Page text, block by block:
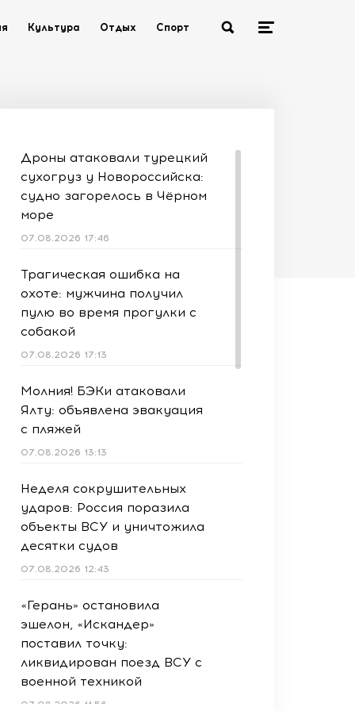
Культура Отдых Спорт
Дроны атаковали турецкий
сухогруз у Новороссийска:
судно загорелось в Чёрном
море
07.08.2026 17:46
Трагическая ошибка на
охоте: мужчина получил
пулю во время прогулки с
собакой
07.08.2026 17:13
Молния! БЭКи атаковали
Ялту: объявлена эвакуация
с пляжей
07.08.2026 13:13
Неделя сокрушительных
ударов: Россия поразила
объекты ВСУ и уничтожила
десятки судов
07.08.2026 12:43
«Герань» остановила
эшелон, «Искандер»
поставил точку:
ликвидирован поезд ВСУ с
военной техникой
07.08.2026 11:56